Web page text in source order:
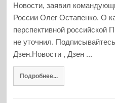
Новости, заявил
России Олег Остапенко. О
перспективной российской
не уточнил.
Дзен.Новости , Дзен ...
Подробнее...